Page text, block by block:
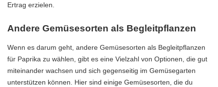
Ertrag erzielen.
Andere Gemüsesorten als Begleitpflanzen
Wenn es darum geht, andere Gemüsesorten als Begleitpflanzen
für Paprika zu wählen, gibt es eine Vielzahl von Optionen, die gut
miteinander wachsen und sich gegenseitig im Gemüsegarten
unterstützen können. Hier sind einige Gemüsesorten, die du